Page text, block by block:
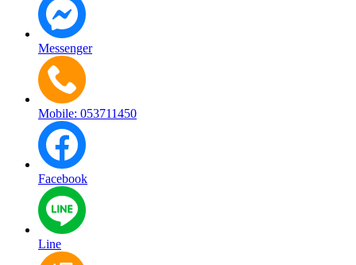
Messenger
Mobile: 053711450
Facebook
Line